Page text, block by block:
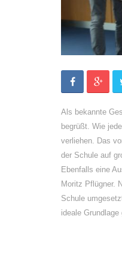
Als bekannte
begrüßt. Wie
verliehen. Das
der Schule auf
Ebenfalls eine
Moritz Pflügner.
Schule
ideale Grundlage